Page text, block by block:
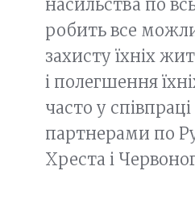
насильства по
робить все
захисту їхніх
і полегшення
часто у співпраці
партнерами по
Хреста і